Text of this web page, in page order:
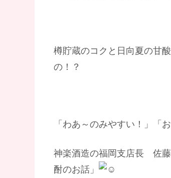
樽貯蔵のコクと日向夏の甘
の！？
「わあ～のみやすい！」「
神楽酒造の福岡支店長 佐藤
酎のお話」